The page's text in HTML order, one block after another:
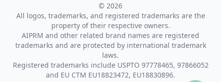
© 2026
All logos, trademarks, and registered trademarks are the
property of their respective owners.
AIPRM and other related brand names are registered
trademarks and are protected by international trademark
laws.
Registered trademarks include USPTO 97778465, 97866052
and EU CTM EU18823472, EU18830896.